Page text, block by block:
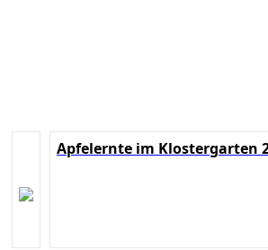
Apfelernte im Klostergarten